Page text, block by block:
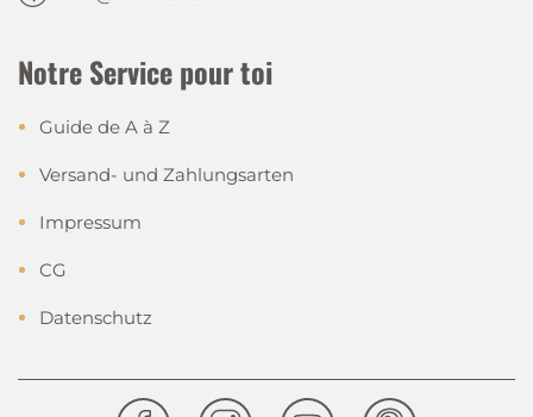
Notre Service pour toi
Guide de A à Z
Versand- und Zahlungsarten
Impressum
CG
Datenschutz